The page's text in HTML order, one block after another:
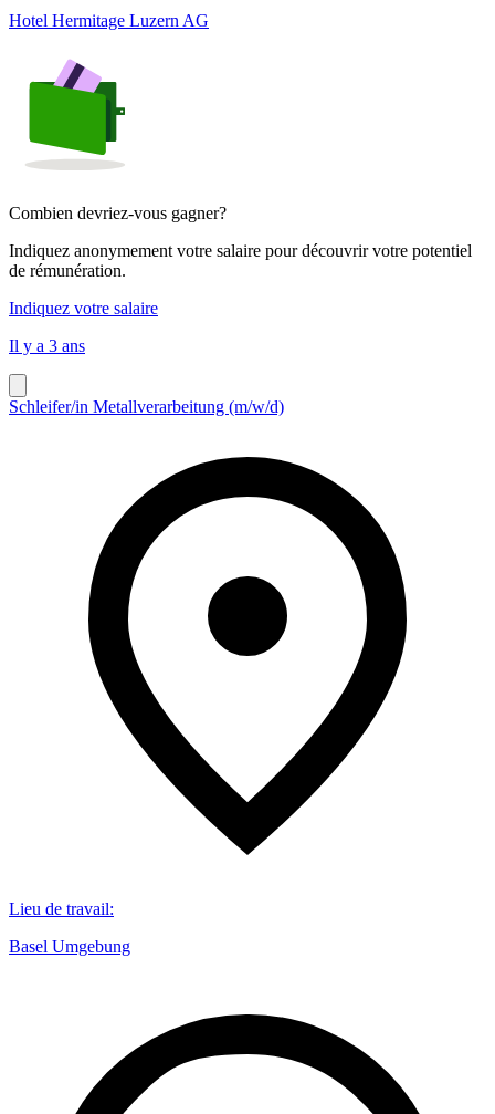
Hotel Hermitage Luzern AG
Combien devriez-vous gagner?
Indiquez anonymement votre salaire pour découvrir votre potentiel
de rémunération.
Indiquez votre salaire
Il y a 3 ans
Schleifer/in Metallverarbeitung (m/w/d)
Lieu de travail:
Basel Umgebung